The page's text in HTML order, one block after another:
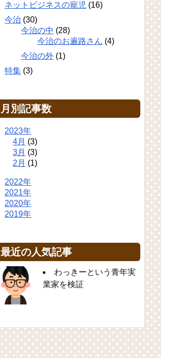
ネットビジネスの寵児 (16)
今治 (30)
今治の中 (28)
今治のお遍路さん (4)
今治の外 (1)
特集 (3)
月別記事数
2023年
4月 (3)
3月 (3)
2月 (1)
2022年
2021年
2020年
2019年
最近の人気記事
わっきーという青年実
業家を検証